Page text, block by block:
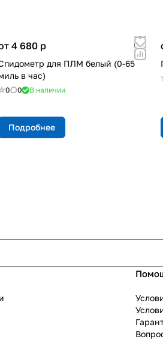
4 680 p
для ПЛМ белый (0-65
в час)
0 0 В наличии
Подробнее